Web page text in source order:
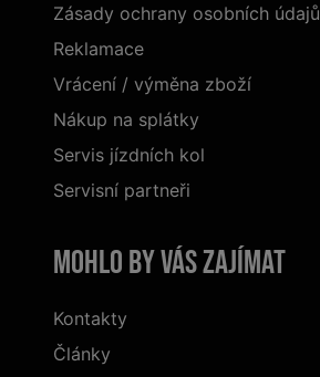
Zásady ochrany osobních údajů
Reklamace
Vrácení / výměna zboží
Nákup na splátky
Servis jízdních kol
Servisní partneři
Mohlo by vás zajímat
Kontakty
Články